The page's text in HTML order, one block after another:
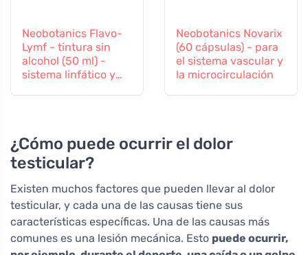
Neobotanics Flavo-
Lymf - tintura sin
alcohol (50 ml) -
sistema linfático y
Neobotanics Novarix
(60 cápsulas) - para
el sistema vascular y
la microcirculación
¿Cómo puede ocurrir el dolor
testicular?
Existen muchos factores que pueden llevar al dolor
testicular, y cada una de las causas tiene sus
características específicas. Una de las causas más
comunes es una lesión mecánica. Esto puede ocurrir,